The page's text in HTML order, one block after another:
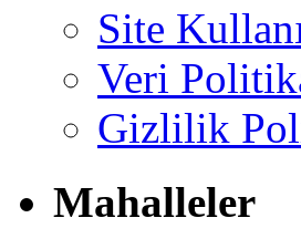
Site
Veri
Gizlilik
Mahalleler